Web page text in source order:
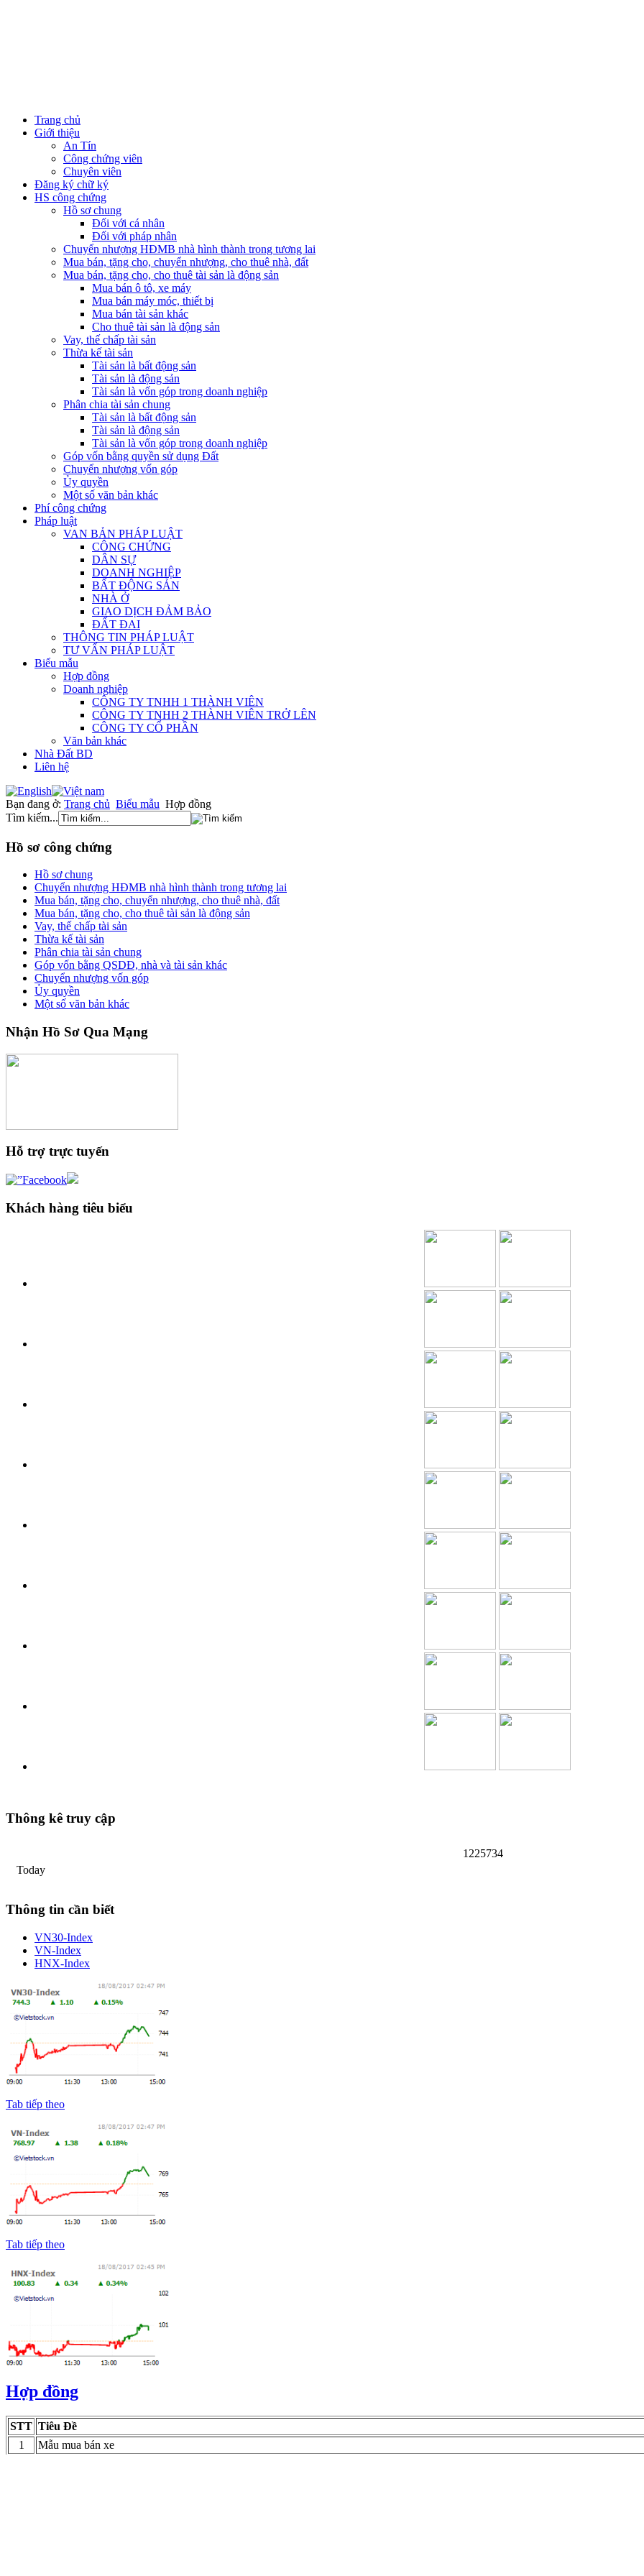
Trang chủ
Giới thiệu
An Tín
Công chứng viên
Chuyên viên
Đăng ký chữ ký
HS công chứng
Hồ sơ chung
Đối với cá nhân
Đối với pháp nhân
Chuyển nhượng HĐMB nhà hình thành trong tương lai
Mua bán, tặng cho, chuyển nhượng, cho thuê nhà, đất
Mua bán, tặng cho, cho thuê tài sản là động sản
Mua bán ô tô, xe máy
Mua bán máy móc, thiết bị
Mua bán tài sản khác
Cho thuê tài sản là động sản
Vay, thế chấp tài sản
Thừa kế tài sản
Tài sản là bất động sản
Tài sản là động sản
Tài sản là vốn góp trong doanh nghiệp
Phân chia tài sản chung
Tài sản là bất động sản
Tài sản là động sản
Tài sản là vốn góp trong doanh nghiệp
Góp vốn bằng quyền sử dụng Đất
Chuyển nhượng vốn góp
Ủy quyền
Một số văn bản khác
Phí công chứng
Pháp luật
VAN BẢN PHÁP LUẬT
CÔNG CHỨNG
DÂN SỰ
DOANH NGHIỆP
BẤT ĐỘNG SẢN
NHÀ Ở
GIAO DỊCH ĐẢM BẢO
ĐẤT ĐAI
THÔNG TIN PHÁP LUẬT
TƯ VẤN PHÁP LUẬT
Biểu mẫu
Hợp đồng
Doanh nghiệp
CÔNG TY TNHH 1 THÀNH VIÊN
CÔNG TY TNHH 2 THÀNH VIÊN TRỞ LÊN
CÔNG TY CỔ PHẦN
Văn bản khác
Nhà Đất BD
Liên hệ
Bạn đang ở: Trang chủ Biểu mẫu Hợp đồng
Tìm kiếm...
Hồ sơ công chứng
Hồ sơ chung
Chuyển nhượng HĐMB nhà hình thành trong tương lai
Mua bán, tặng cho, chuyển nhượng, cho thuê nhà, đất
Mua bán, tặng cho, cho thuê tài sản là động sản
Vay, thế chấp tài sản
Thừa kế tài sản
Phân chia tài sản chung
Góp vốn bằng QSDĐ, nhà và tài sản khác
Chuyển nhượng vốn góp
Ủy quyền
Một số văn bản khác
Nhận Hồ Sơ Qua Mạng
Hỗ trợ trực tuyến
Khách hàng tiêu biểu
Thông kê truy cập
1 225734
Today
Thông tin cần biết
VN30-Index
VN-Index
HNX-Index
Tab tiếp theo
Tab tiếp theo
Hợp đồng
STT Tiêu Đề
1
Mẫu mua bán xe